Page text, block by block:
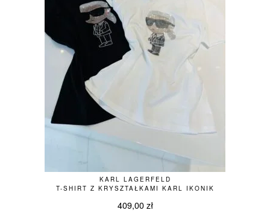
KARL LAGERFELD
T-SHIRT Z KRYSZTAŁKAMI KARL IKONIK
409,00 zł